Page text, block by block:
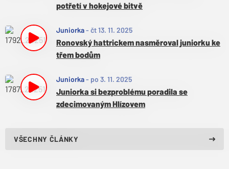
potřetí v hokejové bitvě
Juniorka- čt 13. 11. 2025
Ronovský hattrickem nasměroval juniorku ke
třem bodům
Juniorka- po 3. 11. 2025
Juniorka si bezproblému poradila se
zdecimovaným Hlízovem
VŠECHNY ČLÁNKY